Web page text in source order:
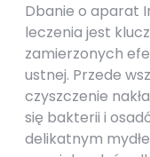
Dbanie o aparat
leczenia jest
zamierzonych
ustnej. Przede
czyszczenie
się bakterii i
delikatnym